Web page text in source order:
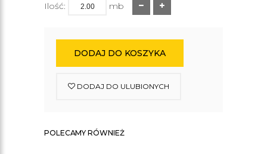
Ilość: mb
DODAJ DO KOSZYKA
DODAJ DO ULUBIONYCH
POLECAMY RÓWNIEŻ